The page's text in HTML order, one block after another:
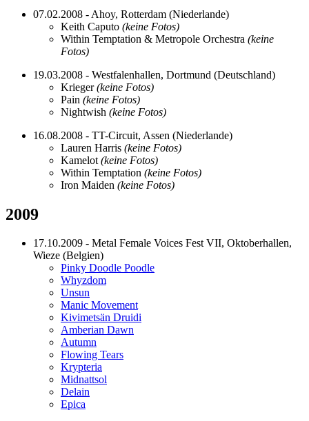
07.02.2008 - Ahoy, Rotterdam (Niederlande)
Keith Caputo (keine Fotos)
Within Temptation & Metropole Orchestra (keine
Fotos)
19.03.2008 - Westfalenhallen, Dortmund (Deutschland)
Krieger(keine Fotos)
Pain (keine Fotos)
Nightwish (keine Fotos)
16.08.2008 - TT-Circuit, Assen (Niederlande)
Lauren Harris (keine Fotos)
Kamelot (keine Fotos)
Within Temptation (keine Fotos)
Iron Maiden (keine Fotos)
2009
17.10.2009 - Metal Female Voices Fest VII, Oktoberhallen,
Wieze (Belgien)
Pinky Doodle Poodle
Whyzdom
Unsun
Manic Movement
Kivimetsän Druidi
Amberian Dawn
Autumn
Flowing Tears
Krypteria
Midnattsol
Delain
Epica